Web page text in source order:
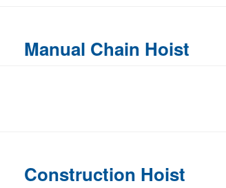
Manual Chain Hoist
Construction Hoist